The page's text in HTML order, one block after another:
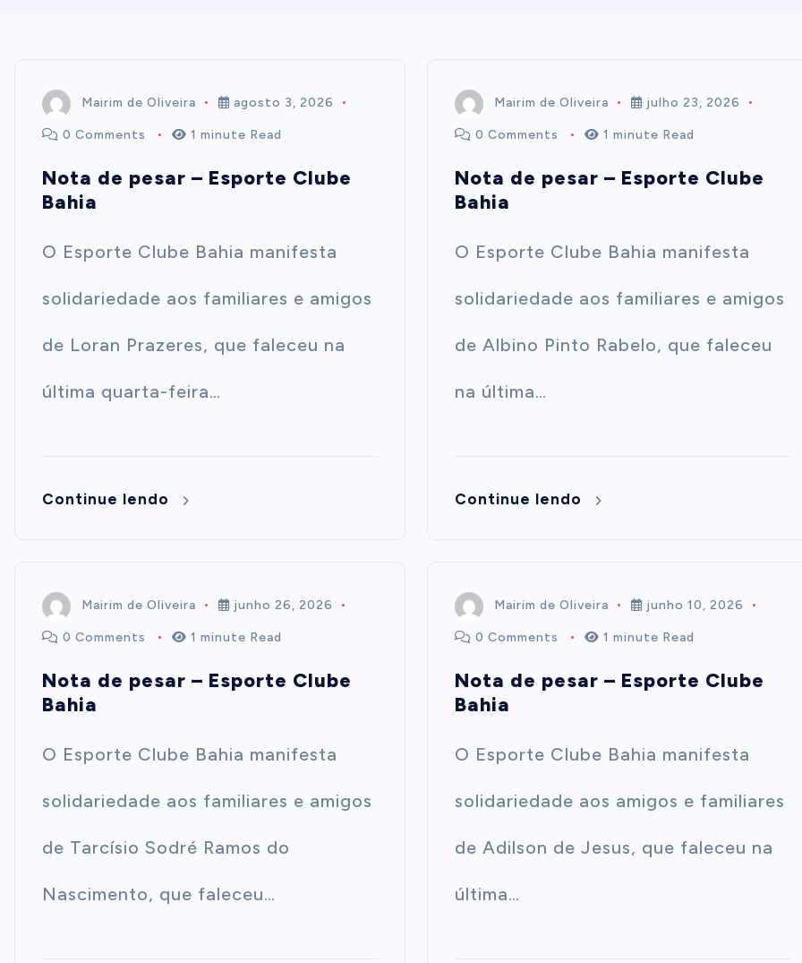
Mairim de Oliveira agosto 3, 2026
0 Comments 1 minute Read
Nota de pesar – Esporte Clube
Bahia
O Esporte Clube Bahia manifesta
solidariedade aos familiares e amigos
de Loran Prazeres, que faleceu na
última quarta-feira…
Continue lendo
Mairim de Oliveira julho 23, 2026
0 Comments 1 minute Read
Nota de pesar – Esporte Clube
Bahia
O Esporte Clube Bahia manifesta
solidariedade aos familiares e amigos
de Albino Pinto Rabelo, que faleceu
na última…
Continue lendo
Mairim de Oliveira junho 26, 2026
0 Comments 1 minute Read
Nota de pesar – Esporte Clube
Bahia
O Esporte Clube Bahia manifesta
solidariedade aos familiares e amigos
de Tarcísio Sodré Ramos do
Nascimento, que faleceu…
Mairim de Oliveira junho 10, 2026
0 Comments 1 minute Read
Nota de pesar – Esporte Clube
Bahia
O Esporte Clube Bahia manifesta
solidariedade aos amigos e familiares
de Adilson de Jesus, que faleceu na
última…